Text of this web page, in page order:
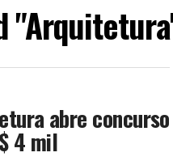
abre concurso
4 mil